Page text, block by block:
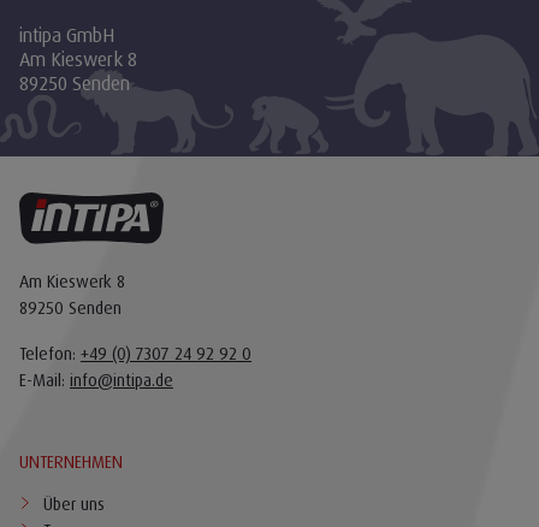
intipa GmbH
Am Kieswerk 8
89250 Senden
Am Kieswerk 8
89250 Senden
Telefon: +49 (0) 7307 24 92 92 0
E-Mail: info@intipa.de
UNTERNEHMEN
Über uns